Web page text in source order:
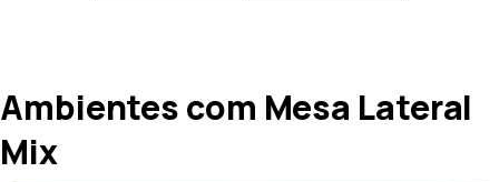
Ambientes com Mesa Lateral
Mix